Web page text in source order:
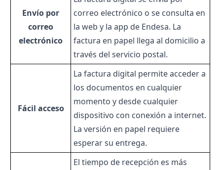
Envío por
correo
electrónico
correo electrónico o se consulta en
la web y la app de Endesa. La
factura en papel llega al domicilio a
través del servicio postal.
Fácil acceso
La factura digital permite acceder a
los documentos en cualquier
momento y desde cualquier
dispositivo con conexión a internet.
La versión en papel requiere
esperar su entrega.
El tiempo de recepción es más